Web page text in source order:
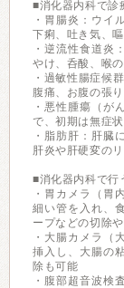
■消化器内科で診
・胃腸炎：ウイ
下痢、吐き気、
・逆流性食道炎
やけ、呑酸、喉
・過敏性腸症候
腹痛、お腹の張
・悪性腫瘍（が
で、初期は無症
・脂肪肝：肝臓
肝炎や肝硬変の
■消化器内科で行
・胃カメラ（胃
細い管を入れ、
ープなどの切除
・大腸カメラ（
挿入し、大腸の
除も可能
・腹部超音波検